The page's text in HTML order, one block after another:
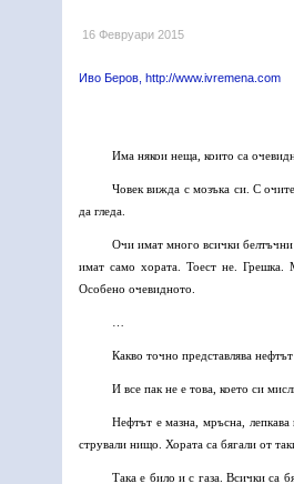
16 Февруари 2015
Иво Беров, http://www.ivremena.com
Има някои неща, които са
Човек вижда с мозъка си. С
да гледа.
Очи имат много всички
имат само хората. Тоест не. Грешка.
Особено очевидното.
Какво точно представлява
И все пак не е това, което си
Нефтът е мазна, мръсна,
стрували нищо. Хората са бягали от
Така е било и с газа. Всички са